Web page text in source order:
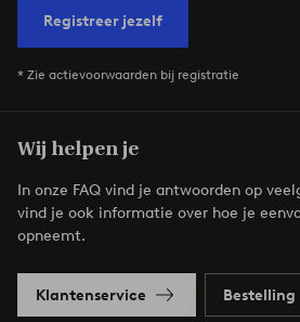
Registreer jezelf
* Zie actievoorwaarden bij registratie
Wij helpen je
In onze FAQ vind je antwoorden op
vind je ook informatie over hoe je
opneemt.
Klantenservice Bestelling